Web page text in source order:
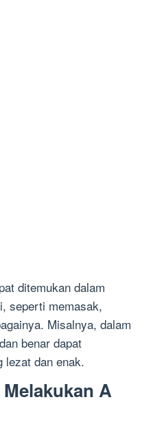
ditemukan dalam
seperti memasak,
Misalnya, dalam
benar dapat
lezat dan enak.
A